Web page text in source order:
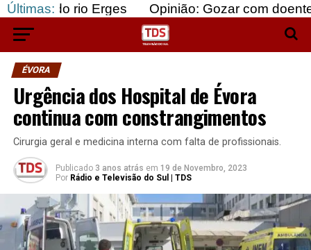
Últimas:
Erges Opinião: Gozar com doentes e
ÉVORA
Urgência dos Hospital de Évora
continua com constrangimentos
Cirurgia geral e medicina interna com falta de profissionais.
Publicado 3 anos atrás em 19 de Novembro, 2023
Por Rádio e Televisão do Sul | TDS